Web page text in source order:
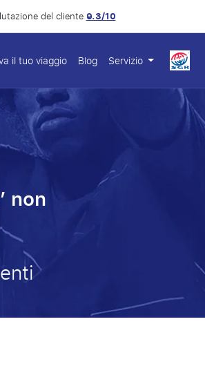
del cliente9.3/10
il tuo viaggio Blog Servizio
non